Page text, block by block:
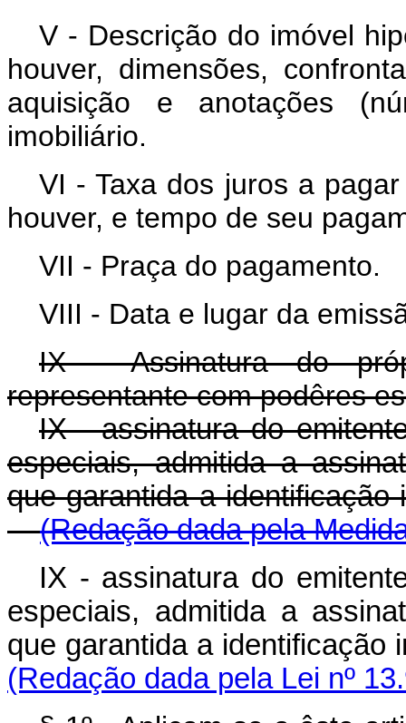
V - Descrição do imóvel
houver, dimensões,
aquisição e anotações
imobiliário.
VI - Taxa dos juros a
houver, e tempo de seu
VII - Praça do pagamento.
VIII - Data e lugar da
IX - Assinatura do
representante com podêres
IX - assinatura do
especiais, admitida a
que garantida a
(Redação dada pela
IX - assinatura do
especiais, admitida a
que garantida a identificação
(Redação dada pela Lei nº